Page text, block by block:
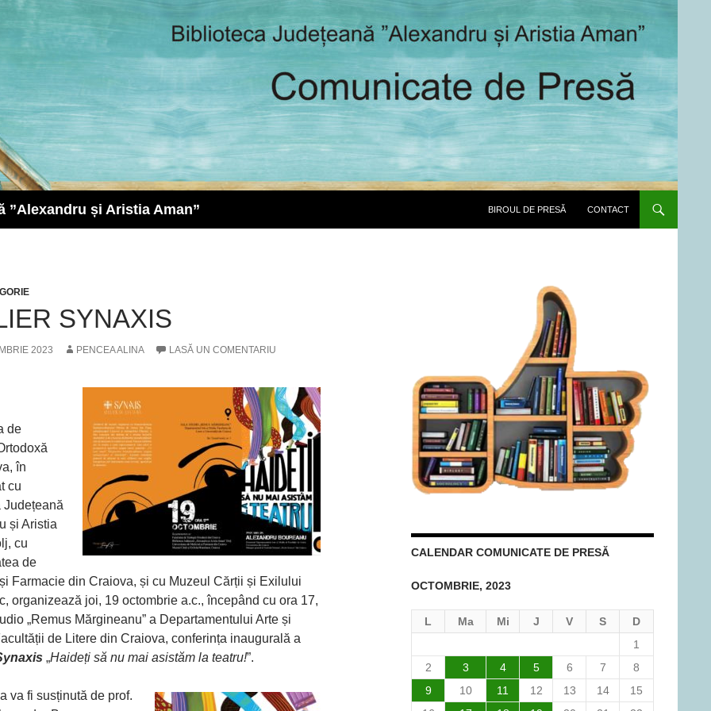
”Alexandru și Aristia Aman”
BIROUL DE PRESĂ
CONTACT
SYNAXIS
2023 PENCEA ALINA LASĂ UN COMENTARIU
de
în
cu
Județeană
și Aristia
cu
de
Farmacie din Craiova, și cu Muzeul Cărții și Exilului
organizează joi, 19 octombrie a.c., începând cu ora 17,
„Remus Mărgineanu” a Departamentului Arte și
de Litere din Craiova, conferința inaugurală a
„Haideți să nu mai asistăm la teatru!”.
va fi susținută de prof.
CALENDAR COMUNICATE DE PRESĂ
OCTOMBRIE, 2023
L Ma Mi J V S D
1
2
3 4 5 6 7
8
9
10 11 12 13 14
15